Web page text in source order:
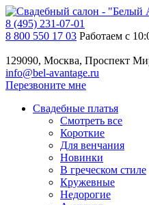
8 (495) 231-07-01
8 800 550 17 03 Работаем с
129090, Москва, Проспект
info@bel-avantage.ru
Перезвоните мне
Свадебные платья
Смотреть все
Короткие
Для венчания
Новинки
В греческом стиле
Кружевные
Недорогие